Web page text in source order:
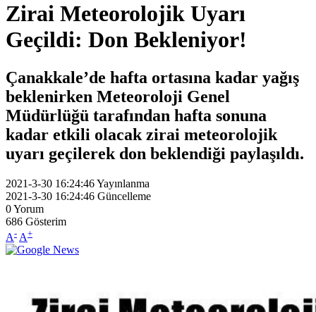
Zirai Meteorolojik Uyarı
Geçildi: Don Bekleniyor!
Çanakkale’de hafta ortasına kadar yağış
beklenirken Meteoroloji Genel
Müdürlüğü tarafından hafta sonuna
kadar etkili olacak zirai meteorolojik
uyarı geçilerek don beklendiği paylaşıldı.
2021-3-30 16:24:46Yayınlanma
2021-3-30 16:24:46 Güncelleme
0Yorum
686 Gösterim
A- A+